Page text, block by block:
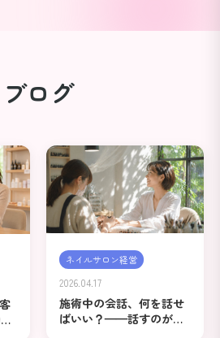
ブログ
ネイルサロン経営
2026.04.17
施術中の会話、何を話せ
ばいい？——話すのが得